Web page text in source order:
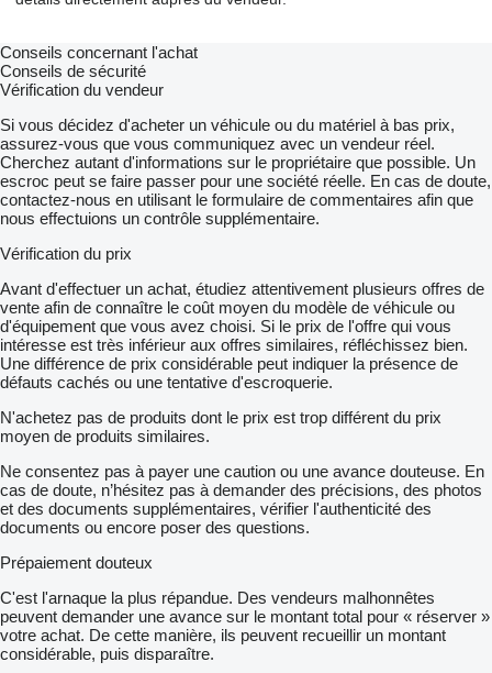
Conseils concernant l'achat
Conseils de sécurité
Vérification du vendeur
Si vous décidez d'acheter un véhicule ou du matériel à bas prix,
assurez-vous que vous communiquez avec un vendeur réel.
Cherchez autant d'informations sur le propriétaire que possible. Un
escroc peut se faire passer pour une société réelle. En cas de doute,
contactez-nous en utilisant le formulaire de commentaires afin que
nous effectuions un contrôle supplémentaire.
Vérification du prix
Avant d'effectuer un achat, étudiez attentivement plusieurs offres de
vente afin de connaître le coût moyen du modèle de véhicule ou
d'équipement que vous avez choisi. Si le prix de l'offre qui vous
intéresse est très inférieur aux offres similaires, réfléchissez bien.
Une différence de prix considérable peut indiquer la présence de
défauts cachés ou une tentative d'escroquerie.
N'achetez pas de produits dont le prix est trop différent du prix
moyen de produits similaires.
Ne consentez pas à payer une caution ou une avance douteuse. En
cas de doute, n’hésitez pas à demander des précisions, des photos
et des documents supplémentaires, vérifier l'authenticité des
documents ou encore poser des questions.
Prépaiement douteux
C'est l'arnaque la plus répandue. Des vendeurs malhonnêtes
peuvent demander une avance sur le montant total pour « réserver »
votre achat. De cette manière, ils peuvent recueillir un montant
considérable, puis disparaître.